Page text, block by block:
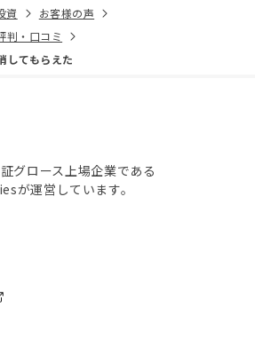
資
お客様の声
判・口コミ
してもらえた
グロース上場企業である
が運営しています。